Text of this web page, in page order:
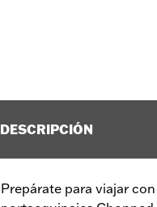
DESCRIPCIÓN
Prepárate para viajar